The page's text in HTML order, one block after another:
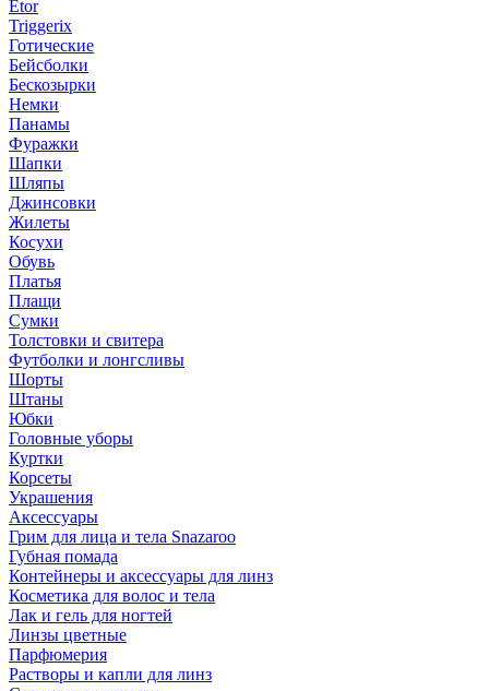
Etor
Triggerix
Готические
Бейсболки
Бескозырки
Немки
Панамы
Фуражки
Шапки
Шляпы
Джинсовки
Жилеты
Косухи
Обувь
Платья
Плащи
Сумки
Толстовки и свитера
Футболки и лонгсливы
Шорты
Штаны
Юбки
Головные уборы
Куртки
Корсеты
Украшения
Аксессуары
Грим для лица и тела Snazaroo
Губная помада
Контейнеры и аксессуары для линз
Косметика для волос и тела
Лак и гель для ногтей
Линзы цветные
Парфюмерия
Растворы и капли для линз